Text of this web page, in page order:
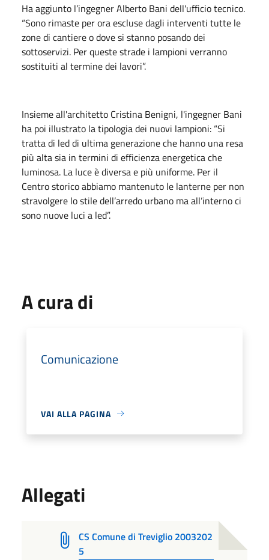
Ha aggiunto l’ingegner Alberto Bani dell'ufficio tecnico.
“Sono rimaste per ora escluse dagli interventi tutte le
zone di cantiere o dove si stanno posando dei
sottoservizi. Per queste strade i lampioni verranno
sostituiti al termine dei lavori”.
Insieme all'architetto Cristina Benigni, l'ingegner Bani
ha poi illustrato la tipologia dei nuovi lampioni: “Si
tratta di led di ultima generazione che hanno una resa
più alta sia in termini di efficienza energetica che
luminosa. La luce è diversa e più uniforme. Per il
Centro storico abbiamo mantenuto le lanterne per non
stravolgere lo stile dell’arredo urbano ma all’interno ci
sono nuove luci a led”.
A cura di
Comunicazione
VAI ALLA PAGINA
Allegati
CS Comune di Treviglio 2003202
5